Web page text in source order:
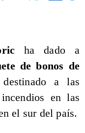
ha dado a
de bonos de
destinado a las
en las
el sur del país.